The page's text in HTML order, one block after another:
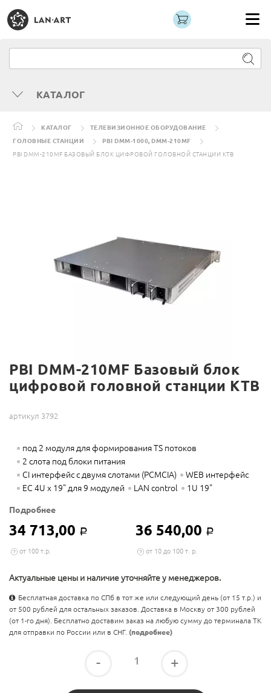
КАТАЛОГ
КАТАЛОГ
ТЕЛЕВИЗИОННОЕ ОБОРУДОВАНИЕ
ГОЛОВНЫЕ СТАНЦИИ
PBI DMM-1000, DMM-210MF
PBI DMM-210MF БАЗОВЫЙ БЛОК ЦИФРОВОЙ ГОЛОВНОЙ СТАНЦИИ КТВ
PBI DMM-210MF Базовый блок
цифровой головной станции КТВ
артикул 3792
под 2 модуля для формирования TS потоков
2 слота под блоки питания
CI интерфейс с двумя слотами (PCMCIA)
WEB интерфейс
EC 4U x 19" для 9 модулей
LAN control 1U 19"
Подробнее
34 713,00 Р 36 540,00 Р
от 100 т.р. от 10 до 100 т. р.
Актуальные цены и наличие уточняйте у менеджеров.
Бесплатная доставка по СПб в тот же или следующий день (от 15 т.р.) и
от 500 рублей для остальных заказов. Доставка в Москву от 300 рублей
(от 1-го дня). Бесплатно доставим заказ на любую сумму до терминала ТК
для отправки по России или в СНГ. (подробнее)
- +